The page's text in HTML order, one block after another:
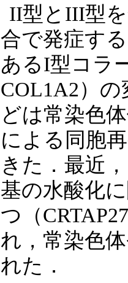
II型とIII型
合で発症す
あるI型コラ
COL1A2）
どは常染色
による同胞
きた．最近
基の水酸化
つ（
れ，常染色
れた．